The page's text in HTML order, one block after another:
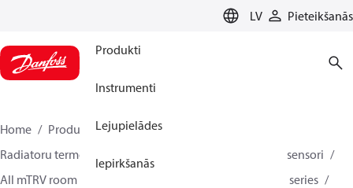
LV Pieteikšanās
Produkti
Instrumenti
Lejupielādes
Iepirkšanās
Home Produkti
Climate Solutions apkurei
Radiatoru termostati
Radiatoru sensori
All mTRV room sensors
Danfoss React™ Thermostatic series